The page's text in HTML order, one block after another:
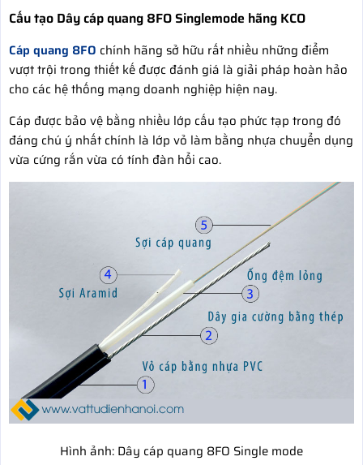
Cấu tạo Dây cáp quang 8FO Singlemode hãng KCO
Cáp quang 8FO chính hãng sở hữu rất nhiều những điểm
vượt trội trong thiết kế được đánh giá là giải pháp hoàn hảo
cho các hệ thống mạng doanh nghiệp hiện nay.
Cáp được bảo vệ bằng nhiều lớp cấu tạo phức tạp trong đó
đáng chú ý nhất chính là lớp vỏ làm bằng nhựa chuyển dụng
vừa cứng rắn vừa có tính đàn hổi cao.
Hình ảnh: Dây cáp quang 8FO Single mode